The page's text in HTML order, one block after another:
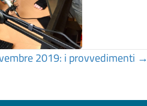
2019: i provvedimenti →